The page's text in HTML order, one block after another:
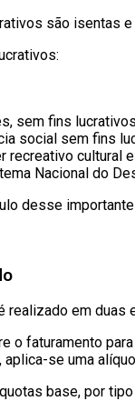
são isentas
sem fins
social sem fins
recreativo cultural
Nacional do
desse
realizado em duas
o faturamento
se uma
base, por